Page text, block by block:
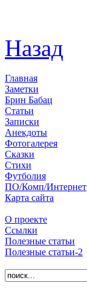
Назад
Главная
Заметки
Брин Бабац
Статьи
Записки
Анекдоты
Фотогалерея
Сказки
Стихи
Футболия
ПО/Комп/Интернет
Карта сайта
О проекте
Ссылки
Полезные статьи
Полезные статьи-2